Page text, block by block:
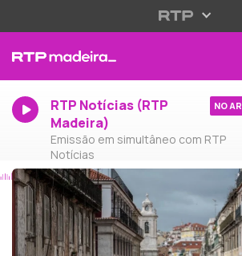
RTP Notícias (RTP
Madeira)
Emissão em simultâneo com RTP
Notícias
NO AR